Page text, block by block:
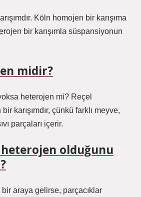
Köln homojen bir karışıma
bir karışımla süspansiyonun
midir?
heterojen mi? Reçel
karışımdır, çünkü farklı meyve,
parçaları içerir.
olduğunu
araya gelirse, parçacıklar